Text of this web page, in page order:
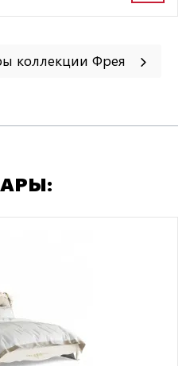
коллекции Фрея